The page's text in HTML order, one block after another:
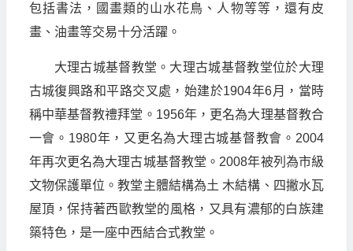
包括書法，國畫類的山水花鳥、人物等等，還有皮
畫、油畫等交易十分活躍。
大理古城基督教堂。大理古城基督教堂位於大理
古城復興路和平路交叉處，始建於1904年6月，當時
稱中華基督教禮拜堂。1956年，更名為大理基督教合
一會。1980年，又更名為大理古城基督教會。2004
年再次更名為大理古城基督教堂。2008年被列為市級
文物保護單位。教堂主體結構為土 木結構、四撇水瓦
屋頂，保持著西歐教堂的風格，又具有濃郁的白族建
築特色，是一座中西結合式教堂。